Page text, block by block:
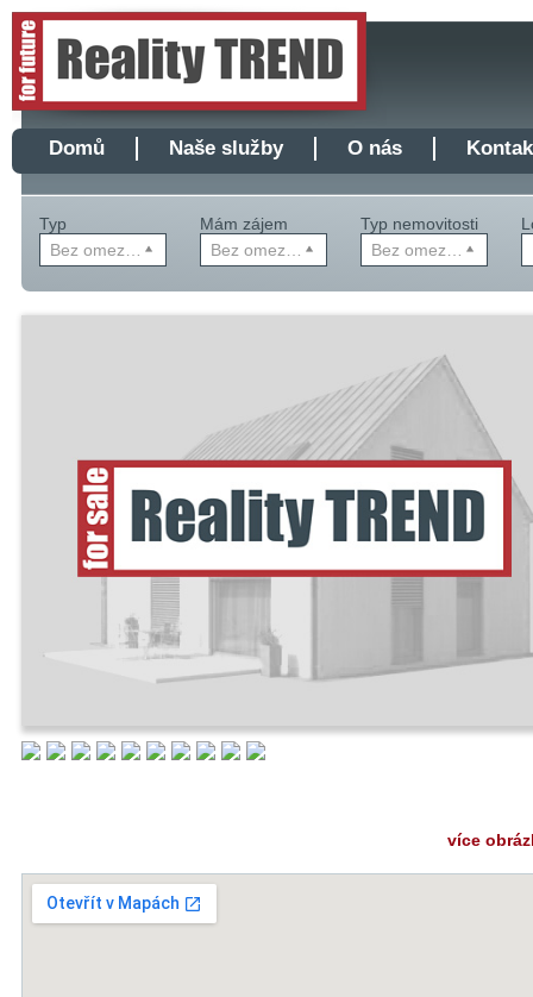
Domů Naše služby O nás
Typ
Mám zájem
Typ nemovitosti
více